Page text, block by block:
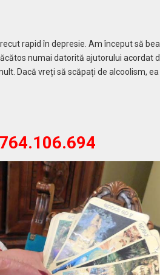
Orianna,
rapid în depresie. Am început să
numai datorită ajutorului acordat
Dacă vreți să scăpați de alcoolism,
Rafael,